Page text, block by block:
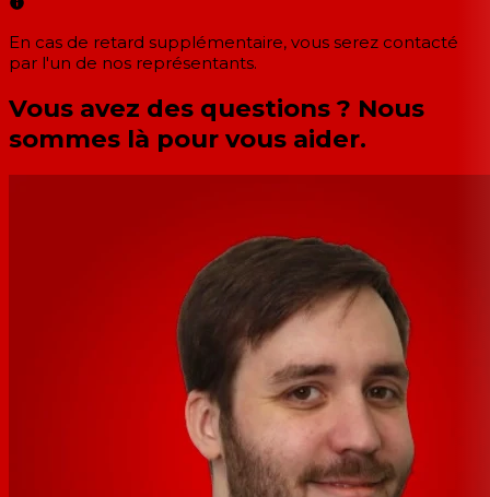
En cas de retard supplémentaire, vous serez contacté
par l'un de nos représentants.
Vous avez des questions ? Nous
sommes là pour vous aider.